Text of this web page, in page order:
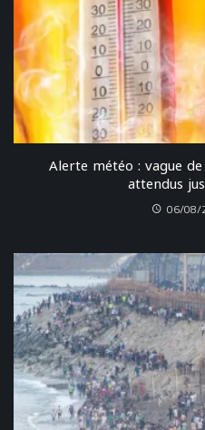
Alerte météo : vague
attendus
06/08/